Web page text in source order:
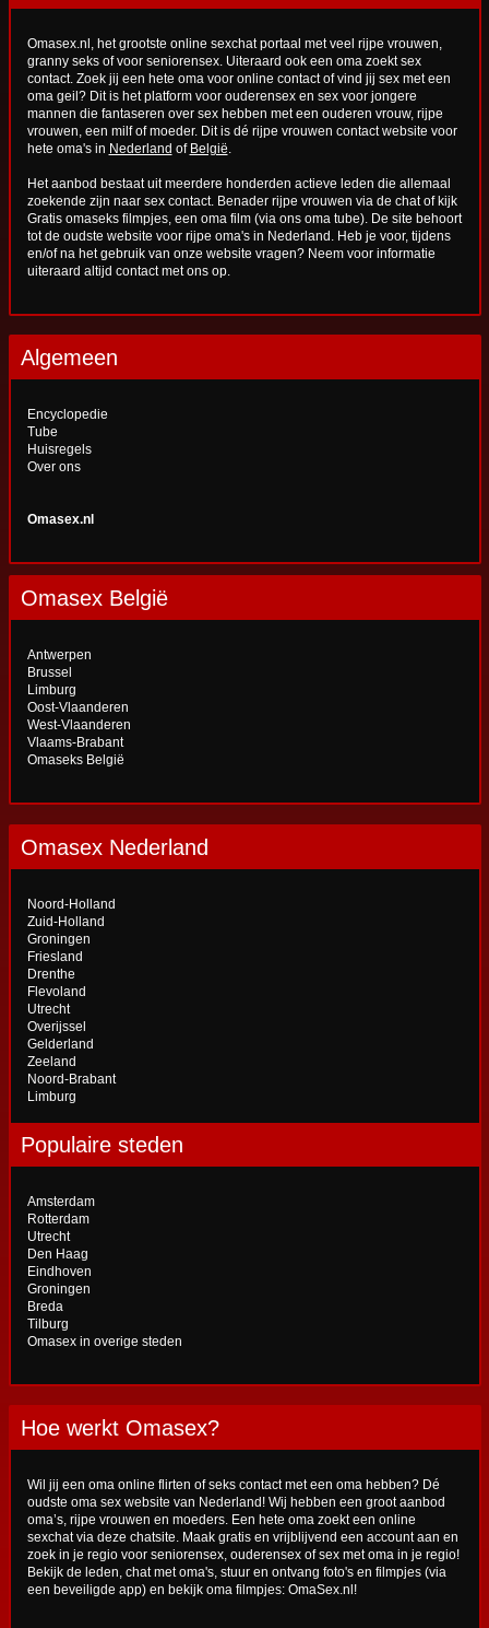
Omasex.nl, het grootste online sexchat portaal met veel rijpe vrouwen,
granny seks of voor seniorensex. Uiteraard ook een oma zoekt sex
contact. Zoek jij een hete oma voor online contact of vind jij sex met een
oma geil? Dit is het platform voor ouderensex en sex voor jongere
mannen die fantaseren over sex hebben met een ouderen vrouw, rijpe
vrouwen, een milf of moeder. Dit is dé rijpe vrouwen contact website voor
hete oma's in Nederland of België
Het aanbod bestaat uit meerdere honderden actieve leden die allemaal
zoekende zijn naar sex contact. Benader rijpe vrouwen via de chat of kijk
Gratis omaseks filmpjes, een oma film (via ons oma tube). De site behoort
tot de oudste website voor rijpe oma's in Nederland. Heb je voor, tijdens
en/of na het gebruik van onze website vragen? Neem voor informatie
uiteraard altijd contactmet ons op.
Algemeen
Encyclopedie
Tube
Huisregels
Over ons
Omasex.nl
Omasex België
Antwerpen
Brussel
Limburg
Oost-Vlaanderen
West-Vlaanderen
Vlaams-Brabant
Omaseks België
Omasex Nederland
Noord-Holland
Zuid-Holland
Groningen
Friesland
Drenthe
Flevoland
Utrecht
Overijssel
Gelderland
Zeeland
Noord-Brabant
Limburg
Populaire steden
Amsterdam
Rotterdam
Utrecht
Den Haag
Eindhoven
Groningen
Breda
Tilburg
Omasex in overige steden
Hoe werkt Omasex?
Wil jij een oma online flirten of seks contact met een oma hebben? Dé
oudste oma sex website van Nederland! Wij hebben een groot aanbod
oma’s, rijpe vrouwen en moeders. Een hete oma zoekt een online
sexchat via deze chatsite. Maak gratis en vrijblijvend een account aan en
zoek in je regio voor seniorensex, ouderensex of sex met oma in je regio!
Bekijk de leden, chat met oma's, stuur en ontvang foto's en filmpjes (via
een beveiligde app) en bekijk oma filmpjes: OmaSex.nl!